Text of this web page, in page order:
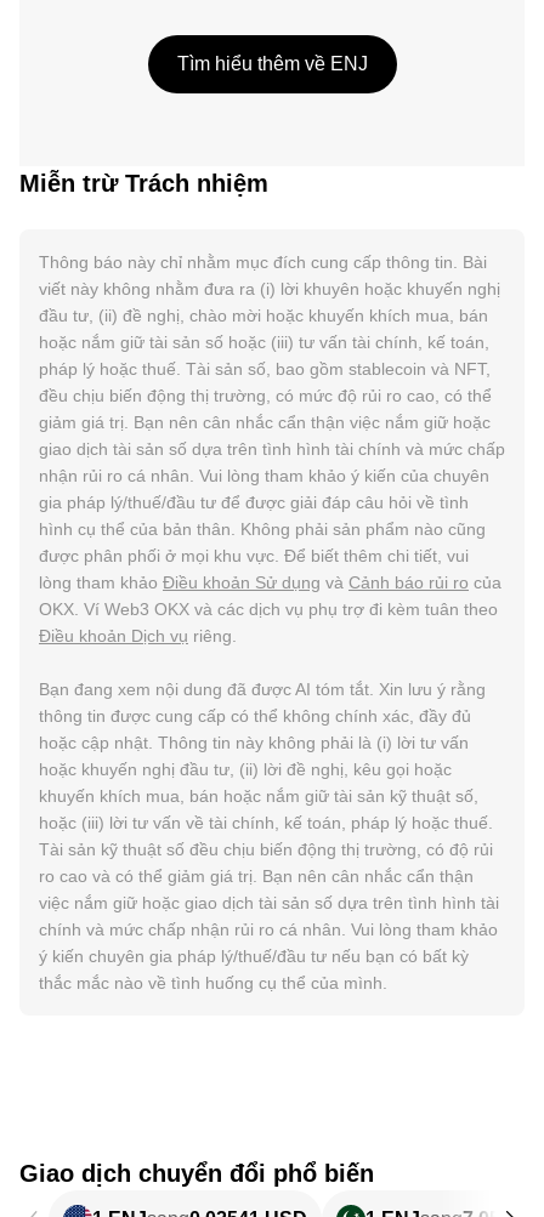
Tìm hiểu thêm về ENJ
Miễn trừ Trách nhiệm
Thông báo này chỉ nhằm mục đích cung cấp thông tin. Bài
viết này không nhằm đưa ra (i) lời khuyên hoặc khuyến nghị
đầu tư, (ii) đề nghị, chào mời hoặc khuyến khích mua, bán
hoặc nắm giữ tài sản số hoặc (iii) tư vấn tài chính, kế toán,
pháp lý hoặc thuế. Tài sản số, bao gồm stablecoin và NFT,
đều chịu biến động thị trường, có mức độ rủi ro cao, có thể
giảm giá trị. Bạn nên cân nhắc cẩn thận việc nắm giữ hoặc
giao dịch tài sản số dựa trên tình hình tài chính và mức chấp
nhận rủi ro cá nhân. Vui lòng tham khảo ý kiến của chuyên
gia pháp lý/thuế/đầu tư để được giải đáp câu hỏi về tình
hình cụ thể của bản thân. Không phải sản phẩm nào cũng
được phân phối ở mọi khu vực. Để biết thêm chi tiết, vui
lòng tham khảo Điều khoản Sử dụng và Cảnh báo rủi ro của
OKX. Ví Web3 OKX và các dịch vụ phụ trợ đi kèm tuân theo
Điều khoản Dịch vụ riêng.
Bạn đang xem nội dung đã được AI tóm tắt. Xin lưu ý rằng
thông tin được cung cấp có thể không chính xác, đầy đủ
hoặc cập nhật. Thông tin này không phải là (i) lời tư vấn
hoặc khuyến nghị đầu tư, (ii) lời đề nghị, kêu gọi hoặc
khuyến khích mua, bán hoặc nắm giữ tài sản kỹ thuật số,
hoặc (iii) lời tư vấn về tài chính, kế toán, pháp lý hoặc thuế.
Tài sản kỹ thuật số đều chịu biến động thị trường, có độ rủi
ro cao và có thể giảm giá trị. Bạn nên cân nhắc cẩn thận
việc nắm giữ hoặc giao dịch tài sản số dựa trên tình hình tài
chính và mức chấp nhận rủi ro cá nhân. Vui lòng tham khảo
ý kiến chuyên gia pháp lý/thuế/đầu tư nếu bạn có bất kỳ
thắc mắc nào về tình huống cụ thể của mình.
Giao dịch chuyển đổi phổ biến